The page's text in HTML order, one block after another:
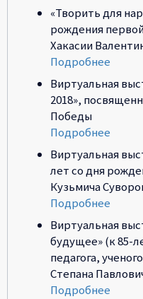
«Творить для
рождения
Хакасии
Подробнее
Виртуальная
2018»,
Победы
Подробнее
Виртуальная
лет со дня
Кузьмича
Подробнее
Виртуальная
будущее» (к 85-
педагога,
Степана
Подробнее